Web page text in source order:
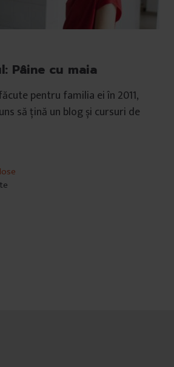
Pâine cu maia
pentru familia ei în 2011,
să țină un blog și cursuri de